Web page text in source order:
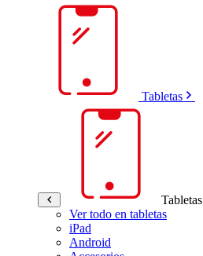
Tabletas
Tabletas
Ver todo en tabletas
iPad
Android